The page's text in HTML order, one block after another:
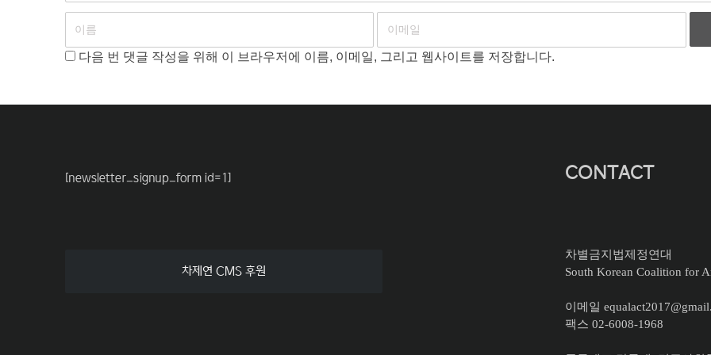
다음 번 댓글 작성을 위해 이 브라우저에 이름, 이메일, 그리고 웹사이트를 저장합니다.
[newsletter_signup_form id=1]
차제연 CMS 후원
CONTACT
차별금지법제정연대
South Korean Coalition for
이메일
팩스 02-6008-1968